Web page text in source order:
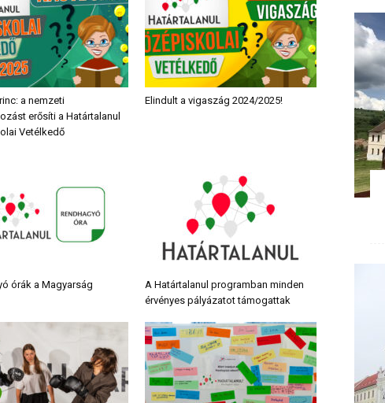
a nemzeti
erősíti a Határtalanul
Vetélkedő
Elindult a vigaszág 2024/2025!
órák a Magyarság
A Határtalanul programban minden
érvényes pályázatot támogattak